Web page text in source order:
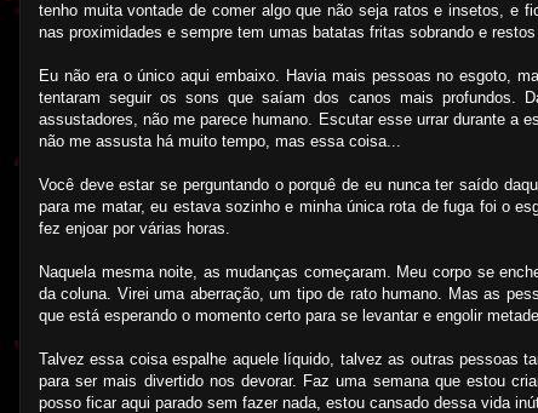
tenho muita vontade de comer algo que não seja ratos e insetos, e
nas proximidades e sempre tem umas batatas fritas sobrando e restos
Eu não era o único aqui embaixo. Havia mais pessoas no esgoto,
tentaram seguir os sons que saíam dos canos mais profundos.
assustadores, não me parece humano. Escutar esse urrar durante a
não me assusta há muito tempo, mas essa coisa...
Você deve estar se perguntando o porquê de eu nunca ter saído
para me matar, eu estava sozinho e minha única rota de fuga foi o
fez enjoar por várias horas.
Naquela mesma noite, as mudanças começaram. Meu corpo se
da coluna. Virei uma aberração, um tipo de rato humano. Mas as
que está esperando o momento certo para se levantar e engolir
Talvez essa coisa espalhe aquele líquido, talvez as outras pessoas
para ser mais divertido nos devorar. Faz uma semana que estou
posso ficar aqui parado sem fazer nada, estou cansado dessa vida